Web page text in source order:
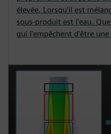
élevée. Lorsqu'il est
sous-produit est l'eau.
qui l'empêchent d'être